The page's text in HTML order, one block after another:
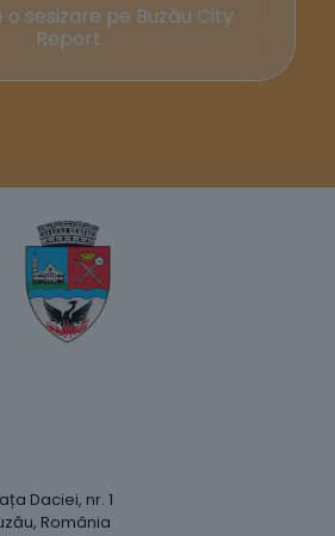
sesizare pe Buzău City
Report
Daciei, nr. 1
România